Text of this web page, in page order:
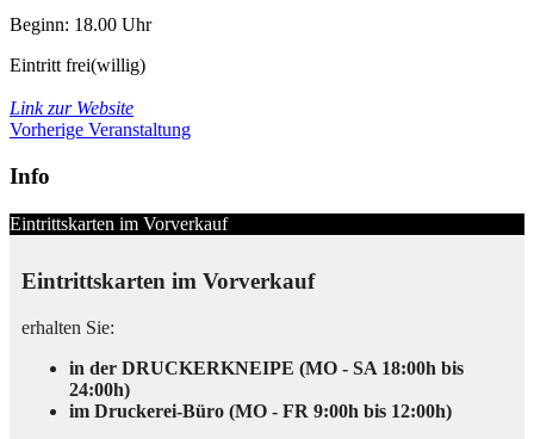
Beginn: 18.00 Uhr
Eintritt frei(willig)
Link zur Website
Vorherige Veranstaltung
Info
Eintrittskarten im Vorverkauf
Eintrittskarten im Vorverkauf
erhalten Sie:
in der DRUCKERKNEIPE (MO - SA 18:00h bis
24:00h)
im Druckerei-Büro (MO - FR 9:00h bis 12:00h)